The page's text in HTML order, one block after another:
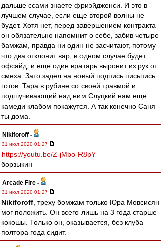
дальше ссами знаете фриэйдженси. И это в
лучшем случае, если еще второй волны не
будет. Хотя нет, перед завершением контракта
он обязательно напомнит о себе, забив четыре
бамжам, правда ни один не засчитают, потому
что два отклонит вар, в одном случае будет
офсайд, и еще один вратарь выронит из рук от
смеха. Зато задел на новый подпись письпись
готов. Тара в рубине со своей травмой и
подшучивающий над ним Слуцкий нам еще
камеди клабом покажутся. А так конечно Саня
ты дома.
Nikiforoff -
31 июл 2020 01:27
https://youtu.be/Z-jMbo-R8pY
борзыкин
Arcade Fire -
31 июл 2020 01:27
Nikiforoff , треху бомжам только Юра Мовсисян
мог положить. Он всего лишь на 3 года старше
кокошы. Только он, оказывается, без клуба
полтора года сидит.